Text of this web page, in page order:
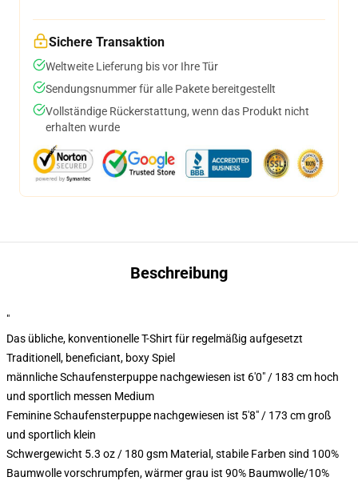
Sichere Transaktion
Weltweite Lieferung bis vor Ihre Tür
Sendungsnummer für alle Pakete bereitgestellt
Vollständige Rückerstattung, wenn das Produkt nicht
erhalten wurde
Beschreibung
"
Das übliche, konventionelle T-Shirt für regelmäßig aufgesetzt
Traditionell, beneficiant, boxy Spiel
männliche Schaufensterpuppe nachgewiesen ist 6'0" / 183 cm hoch
und sportlich messen Medium
Feminine Schaufensterpuppe nachgewiesen ist 5'8" / 173 cm groß
und sportlich klein
Schwergewicht 5.3 oz / 180 gsm Material, stabile Farben sind 100%
Baumwolle vorschrumpfen, wärmer grau ist 90% Baumwolle/10%